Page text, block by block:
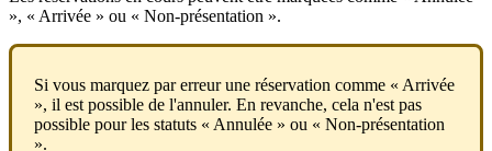
», « Arrivée » ou « Non-présentation ».
Si vous marquez par erreur une réservation comme « Arrivée
», il est possible de l'annuler. En revanche, cela n'est pas
possible pour les statuts « Annulée » ou « Non-présentation
».